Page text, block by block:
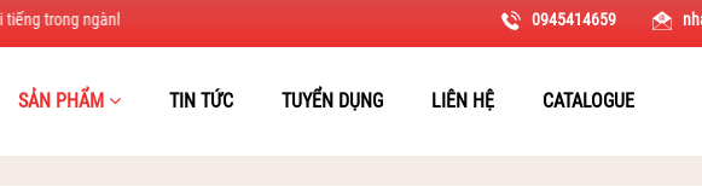
như Duhal Led, Thiết bị điện và quạt thông gió cao cấp Grineu, Schneider, Red Light, Dây cáp
0945414659
SẢN PHẨM TIN TỨC TUYỂN DỤNG LIÊN HỆ CATALOGUE